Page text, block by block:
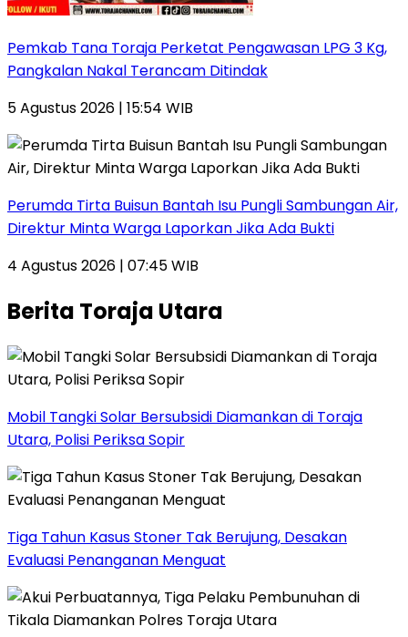
Pemkab Tana Toraja Perketat Pengawasan LPG 3 Kg,
Pangkalan Nakal Terancam Ditindak
5 Agustus 2026 | 15:54 WIB
Perumda Tirta Buisun Bantah Isu Pungli Sambungan Air,
Direktur Minta Warga Laporkan Jika Ada Bukti
4 Agustus 2026 | 07:45 WIB
Berita Toraja Utara
Mobil Tangki Solar Bersubsidi Diamankan di Toraja
Utara, Polisi Periksa Sopir
Tiga Tahun Kasus Stoner Tak Berujung, Desakan
Evaluasi Penanganan Menguat